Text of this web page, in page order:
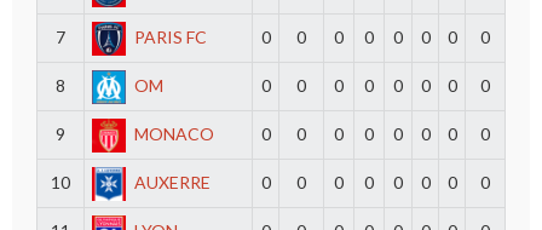
7 PARIS FC 0 0 0 0 0 0 0 0
8 OM 0 0 0 0 0 0 0 0
9 MONACO 0 0 0 0 0 0 0 0
10 AUXERRE 0 0 0 0 0 0 0 0